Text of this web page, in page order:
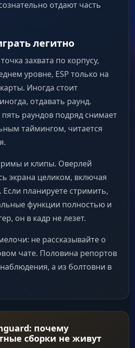
отдают часть
легитно
захвата по корпусу,
уровне, ESP только на
Иногда стоит
отдавать раунд.
раундов подряд снимает
таймингом, читается
и клипы. Оверлей
экрана целиком, включая
Если планируете стримить,
функции полностью и
он в кадр не лезет.
не рассказывайте о
чате. Половина репортов
а из болтовни в
почему
сборки не живут